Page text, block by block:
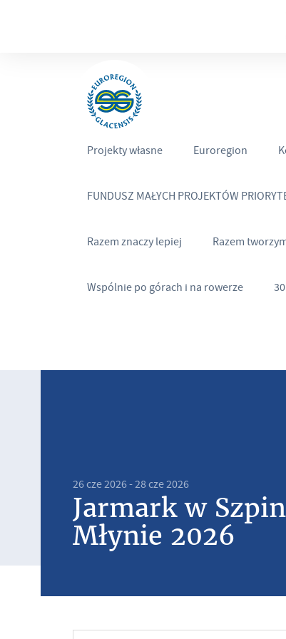
Projekty własne Euroregion
FUNDUSZ MAŁYCH PROJEKTÓW
Razem znaczy lepiej Razem
Wspólnie po górach i na rowerze
26 cze 2026 - 28 cze 2026
Jarmark w
Młynie 2026